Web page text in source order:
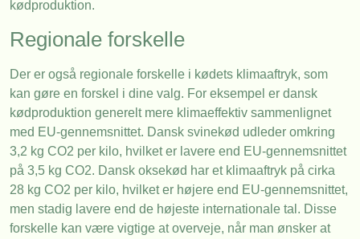
kødproduktion.
Regionale forskelle
Der er også regionale forskelle i kødets klimaaftryk, som
kan gøre en forskel i dine valg. For eksempel er dansk
kødproduktion generelt mere klimaeffektiv sammenlignet
med EU-gennemsnittet. Dansk svinekød udleder omkring
3,2 kg CO2 per kilo, hvilket er lavere end EU-gennemsnittet
på 3,5 kg CO2. Dansk oksekød har et klimaaftryk på cirka
28 kg CO2 per kilo, hvilket er højere end EU-gennemsnittet,
men stadig lavere end de højeste internationale tal. Disse
forskelle kan være vigtige at overveje, når man ønsker at